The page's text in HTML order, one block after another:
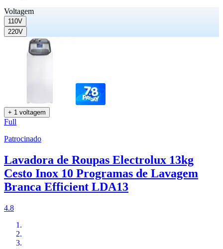
Voltagem
110V
220V
+ 1 voltagem
Full
Patrocinado
Lavadora de Roupas Electrolux 13kg
Cesto Inox 10 Programas de Lavagem
Branca Efficient LDA13
4.8